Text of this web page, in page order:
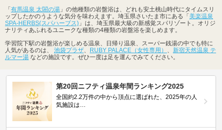
「 有馬温泉 太閤の湯 」の他種類の岩盤浴は、どれも安土桃山時代にタイムスリ
ップしたかのうような気分を味わえます。埼玉県さいたま市にある「 美楽温泉
SPA-HERBS(スパハーブス) 」は、埼玉県最大級の新感覚スパリゾート。オリジ
ナリティあふれるユニークな種類の4種類の岩盤浴を楽しめます。
学習院下駅の岩盤浴が楽しめる温泉、日帰り温泉、スーパー銭湯の中でも特に
人気があるのは、 池袋プラザ、 RUBY PALACE（女性専用） 、 新宿天然温泉 テ
ルマー湯 などの施設です。ぜひ一度は足を運んでみてください。
第20回ニフティ温泉年間ランキング2025
全国約2.2万件の中から頂点に選ばれた、2025年の人
気施設は…